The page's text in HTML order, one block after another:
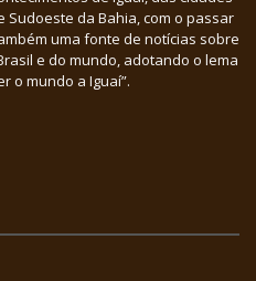
Sudoeste da Bahia, com o passar
uma fonte de notícias sobre
e do mundo, adotando o lema
o mundo a Iguaí”.